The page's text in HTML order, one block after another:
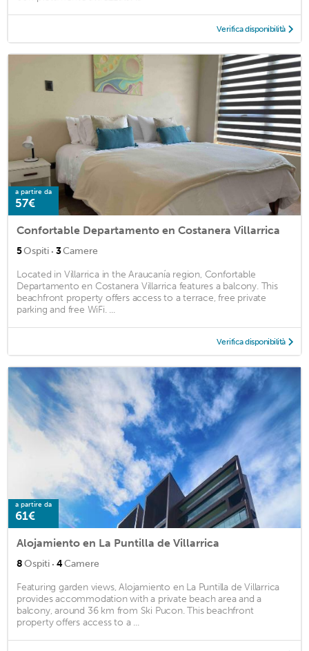
Verifica disponibilità
a partire da
57€
Confortable Departamento en Costanera Villarrica
5Ospiti · 3Camere
Located in Villarrica in the Araucanía region, Confortable
Departamento en Costanera Villarrica features a balcony. This
beachfront property offers access to a terrace, free private
parking and free WiFi. ...
Verifica disponibilità
a partire da
61€
Alojamiento en La Puntilla de Villarrica
8Ospiti · 4Camere
Featuring garden views, Alojamiento en La Puntilla de Villarrica
provides accommodation with a private beach area and a
balcony, around 36 km from Ski Pucon. This beachfront
property offers access to a ...